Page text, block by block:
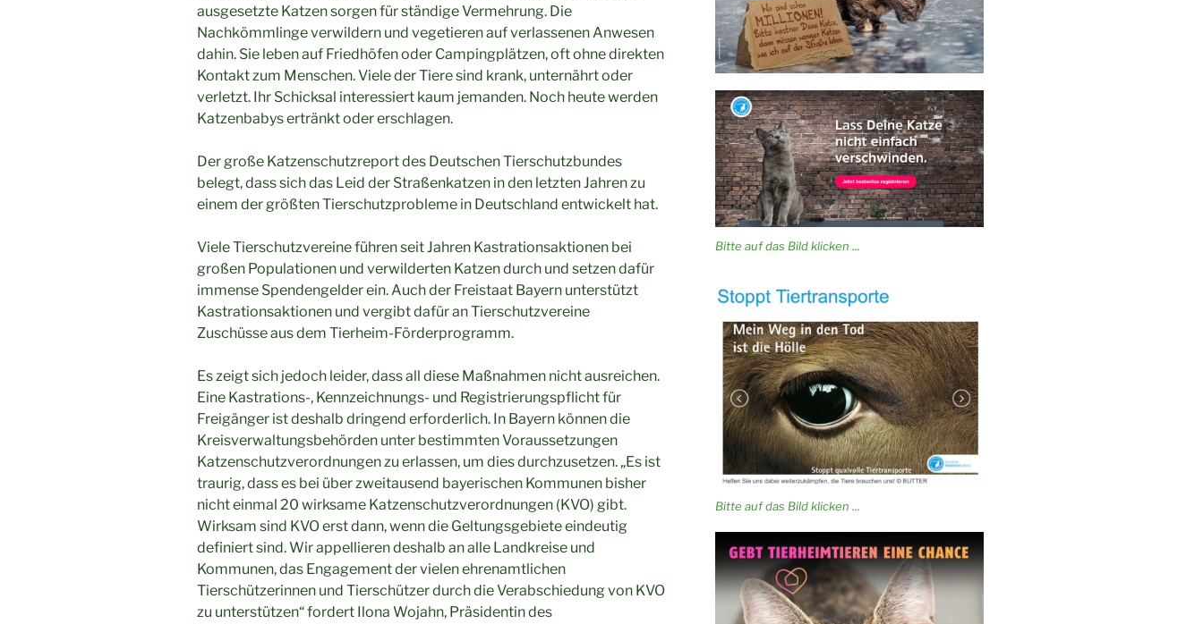
ausgesetzte Katzen sorgen für ständige Vermehrung. Die
Nachkömmlinge verwildern und vegetieren auf verlassenen Anwesen
dahin. Sie leben auf Friedhöfen oder Campingplätzen, oft ohne direkten
Kontakt zum Menschen. Viele der Tiere sind krank, unternährt oder
verletzt. Ihr Schicksal interessiert kaum jemanden. Noch heute werden
Katzenbabys ertränkt oder erschlagen.
Der große Katzenschutzreport des Deutschen Tierschutzbundes
belegt, dass sich das Leid der Straßenkatzen in den letzten Jahren zu
einem der größten Tierschutzprobleme in Deutschland entwickelt hat.
Viele Tierschutzvereine führen seit Jahren Kastrationsaktionen bei
großen Populationen und verwilderten Katzen durch und setzen dafür
immense Spendengelder ein. Auch der Freistaat Bayern unterstützt
Kastrationsaktionen und vergibt dafür an Tierschutzvereine
Zuschüsse aus dem Tierheim-Förderprogramm.
Es zeigt sich jedoch leider, dass all diese Maßnahmen nicht ausreichen.
Eine Kastrations-, Kennzeichnungs- und Registrierungspflicht für
Freigänger ist deshalb dringend erforderlich. In Bayern können die
Kreisverwaltungsbehörden unter bestimmten Voraussetzungen
Katzenschutzverordnungen zu erlassen, um dies durchzusetzen. „Es ist
traurig, dass es bei über zweitausend bayerischen Kommunen bisher
nicht einmal 20 wirksame Katzenschutzverordnungen (KVO) gibt.
Wirksam sind KVO erst dann, wenn die Geltungsgebiete eindeutig
definiert sind. Wir appellieren deshalb an alle Landkreise und
Kommunen, das Engagement der vielen ehrenamtlichen
Tierschützerinnen und Tierschützer durch die Verabschiedung von KVO
zu unterstützen“ fordert Ilona Wojahn, Präsidentin des
Bitte auf das Bild klicken ...
Bitte auf das Bild klicken ...